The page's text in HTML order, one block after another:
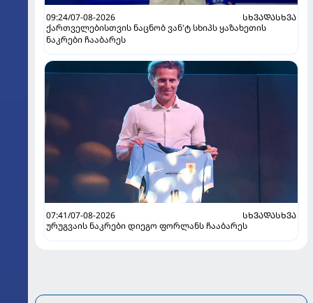
09:24/07-08-2026
ᲡᲮᲕᲐᲓᲐᲡᲮᲕᲐ
ქართველებისთვის ნაცნობ ვან'ტ სხიპს ყაზახეთის
ნაკრები ჩააბარეს
07:41/07-08-2026
ᲡᲮᲕᲐᲓᲐᲡᲮᲕᲐ
ურუგვაის ნაკრები დიეგო ფორლანს ჩააბარეს